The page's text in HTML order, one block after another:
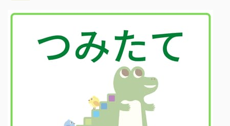
ので、決済トレールはな
しでOKです。 今回は決
済トレールの仕組みと切
替方法を解説しますの